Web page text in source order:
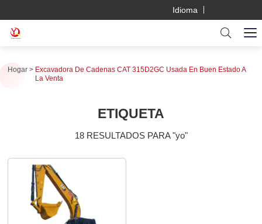
Idioma
Hogar
Excavadora De Cadenas CAT 315D2GC Usada En Buen Estado A
La Venta
ETIQUETA
18 RESULTADOS PARA "yo"